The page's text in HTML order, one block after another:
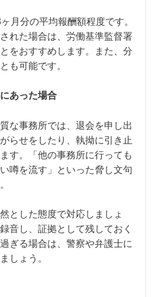
月分の平均報酬額程度です。
れた場合は、労働基準監督署
をおすすめします。また、分
も可能です。
あった場合
な事務所では、退会を申し出
らせをしたり、執拗に引き止
す。「他の事務所に行っても
噂を流す」といった脅し文句
とした態度で対応しましょ
音し、証拠として残しておく
ぎる場合は、警察や弁護士に
しょう。